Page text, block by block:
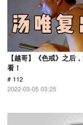
【越哥】《色戒》之后
看！
# 112
2022-03-05 03:25